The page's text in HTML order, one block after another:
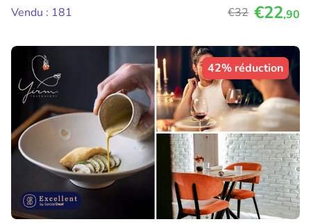
Vendu : 181
€32 €22,90
42% réduction